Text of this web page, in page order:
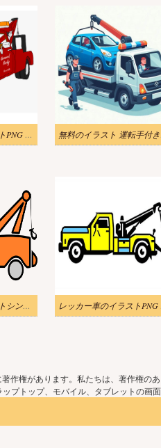
レッカー車のイラストPNG 写真
レッカー車のイラストシンプルな背景
作権があります。私たちは、著作権
トップ、モバイル、タブレットの画